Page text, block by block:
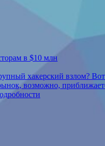
в $10 млн
хакерский взлом?
возможно,